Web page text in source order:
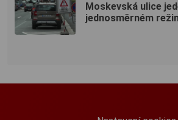
Moskevská ulice
jednosměrném